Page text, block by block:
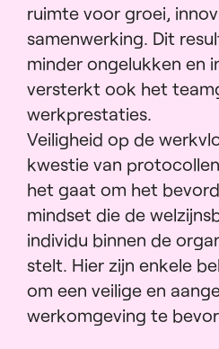
ruimte voor groei,
samenwerking. Dit
minder ongelukken en
versterkt ook het
werkprestaties.
Veiligheid op de
kwestie van
het gaat om het
mindset die de
individu binnen de
stelt. Hier zijn enkele
om een veilige en
werkomgeving te